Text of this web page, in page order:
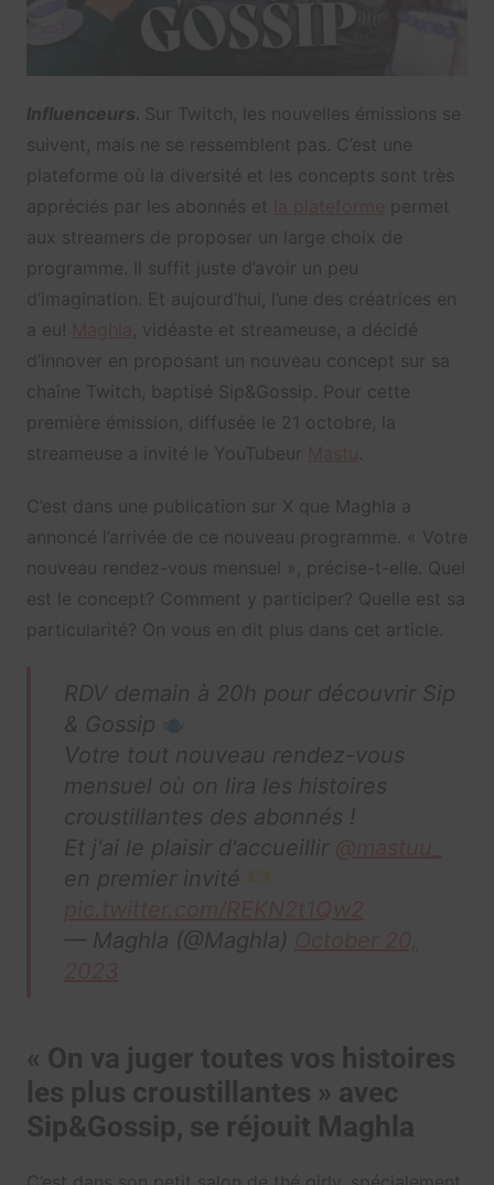
Influenceurs. Sur Twitch, les nouvelles émissions se
suivent, mais ne se ressemblent pas. C’est une
plateforme où la diversité et les concepts sont très
appréciés par les abonnés et
permet
aux streamers de proposer un large choix de
programme. Il suffit juste d’avoir un peu
d’imagination. Et aujourd’hui, l’une des créatrices en
a eu!
, vidéaste et streameuse, a décidé
d’innover en proposant un nouveau concept sur sa
chaîne Twitch, baptisé Sip&Gossip. Pour cette
première émission, diffusée le 21 octobre, la
streameuse a invité le YouTubeur
C’est dans une publication sur X que Maghla a
annoncé l’arrivée de ce nouveau programme. « Votre
nouveau rendez-vous mensuel », précise-t-elle. Quel
est le concept? Comment y participer? Quelle est sa
particularité? On vous en dit plus dans cet article.
RDV demain à 20h pour découvrir Sip
& Gossip
Votre tout nouveau rendez-vous
mensuel où on lira les histoires
croustillantes des abonnés !
Et j'ai le plaisir d'accueillir
en premier invité
— Maghla (@Maghla)
« On va juger toutes vos histoires
les plus croustillantes » avec
Sip&Gossip, se réjouit Maghla